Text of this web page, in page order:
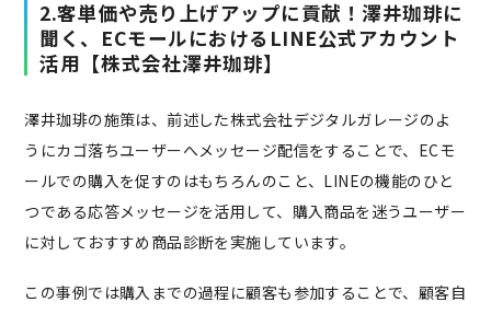
2.客単価や売り上げアップに貢献！澤井珈琲に
聞く、ECモールにおけるLINE公式アカウント
活用【株式会社澤井珈琲】
澤井珈琲の施策は、前述した株式会社デジタルガレージのよ
うにカゴ落ちユーザーへメッセージ配信をすることで、ECモ
ールでの購入を促すのはもちろんのこと、LINEの機能のひと
つである応答メッセージを活用して、購入商品を迷うユーザー
に対しておすすめ商品診断を実施しています。
この事例では購入までの過程に顧客も参加することで、顧客自